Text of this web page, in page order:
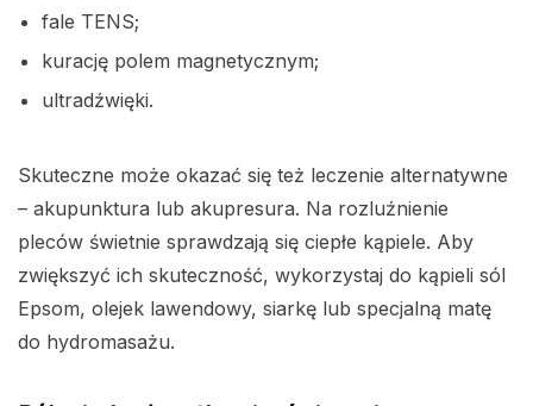
fale TENS;
kurację polem magnetycznym;
ultradźwięki.
Skuteczne może okazać się też leczenie alternatywne
– akupunktura lub akupresura. Na rozluźnienie
pleców świetnie sprawdzają się ciepłe kąpiele. Aby
zwiększyć ich skuteczność, wykorzystaj do kąpieli sól
Epsom, olejek lawendowy, siarkę lub specjalną matę
do hydromasażu.